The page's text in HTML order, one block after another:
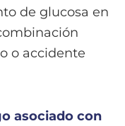
de glucosa en
o accidente
asociado con